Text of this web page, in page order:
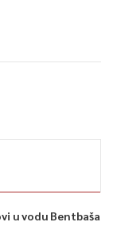
u vodu Bentbaša